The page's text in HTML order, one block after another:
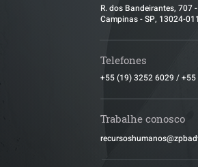
R. dos Bandeirantes, 707
Campinas - SP, 13024-011
Telefones
+55 (19) 3252 6029 /+55
Trabalhe conosco